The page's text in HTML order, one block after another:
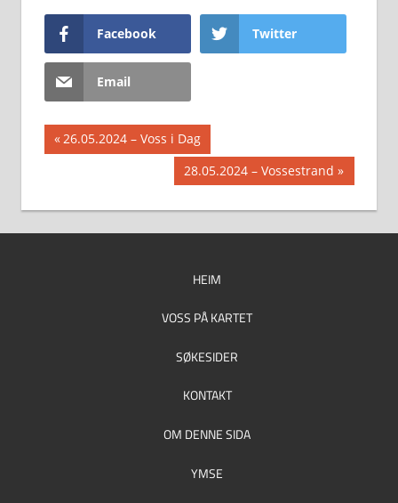
Facebook Twitter
Email
Innleggsnavigasjon
Previous
Post:
26.05.2024 – Voss i Dag
Next
Post:
28.05.2024 – Vossestrand
HEIM
VOSS PÅ KARTET
SØKESIDER
KONTAKT
OM DENNE SIDA
YMSE